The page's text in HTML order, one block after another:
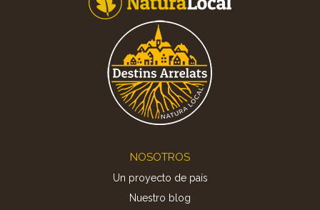
NOSOTROS
Un proyecto de país
Nuestro blog